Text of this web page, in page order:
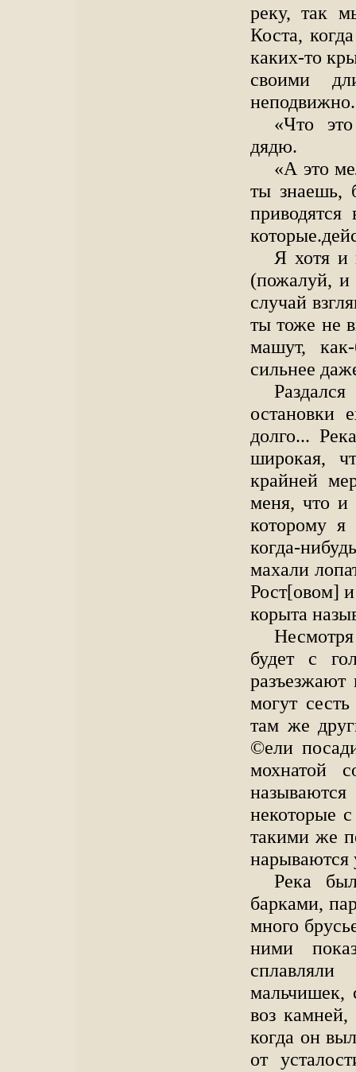
реку, так
Коста,
каких-то
своими
неподвижно.
«Что
дядю.
«А это
ты знаешь,
Я хотя и
(пожалуй, и
случай
ты тоже не
машут,
сильнее
остановки
долго...
широкая,
крайней
меня, что и
которому я
когда-
махали
Рост[овом]
корыта
будет с
могут
там же
©ели
мохнатой
некоторые
такими же
нарываются
Река
барками,
много
ними
мальчишек,
воз
когда он
от